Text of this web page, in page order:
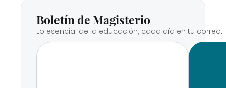
Boletín de Magisterio
Lo esencial de la educación, cada día en tu correo.